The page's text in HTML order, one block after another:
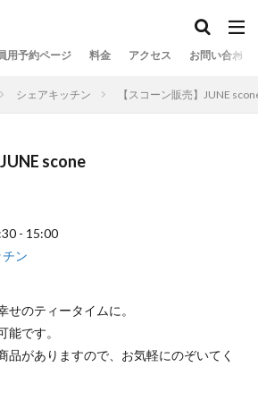
用予約ページ 料金 アクセス お問い合わせ
シェアキッチン 【スコーン販売】JUNE
scone
- 15:00
ン
のティータイムに。
能です。
品がありますので、お気軽にのぞいてく